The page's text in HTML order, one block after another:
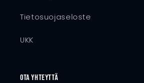
Tietosuojaseloste
UKK
Ota yhteyttä